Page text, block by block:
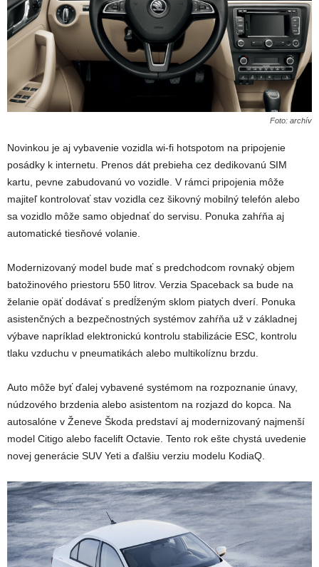
Foto: archív
​Novinkou je aj vybavenie vozidla wi-fi hotspotom na pripojenie
posádky k internetu. Prenos dát prebieha cez dedikovanú SIM
kartu, pevne zabudovanú vo vozidle. V rámci pripojenia môže
majiteľ kontrolovať stav vozidla cez šikovný mobilný telefón alebo
sa vozidlo môže samo objednať do servisu. Ponuka zahŕňa aj
automatické tiesňové volanie.
Modernizovaný model bude mať s predchodcom rovnaký objem
batožinového priestoru 550 litrov. Verzia Spaceback sa bude na
želanie opäť dodávať s predĺženým sklom piatych dverí. Ponuka
asistenčných a bezpečnostných systémov zahŕňa už v základnej
výbave napríklad elektronickú kontrolu stabilizácie ESC, kontrolu
tlaku vzduchu v pneumatikách alebo multikolíznu brzdu.
Auto môže byť ďalej vybavené systémom na rozpoznanie únavy,
núdzového brzdenia alebo asistentom na rozjazd do kopca. Na
autosalóne v Ženeve Škoda predstaví aj modernizovaný najmenší
model Citigo alebo facelift Octavie. Tento rok ešte chystá uvedenie
novej generácie SUV Yeti a ďalšiu verziu modelu KodiaQ.